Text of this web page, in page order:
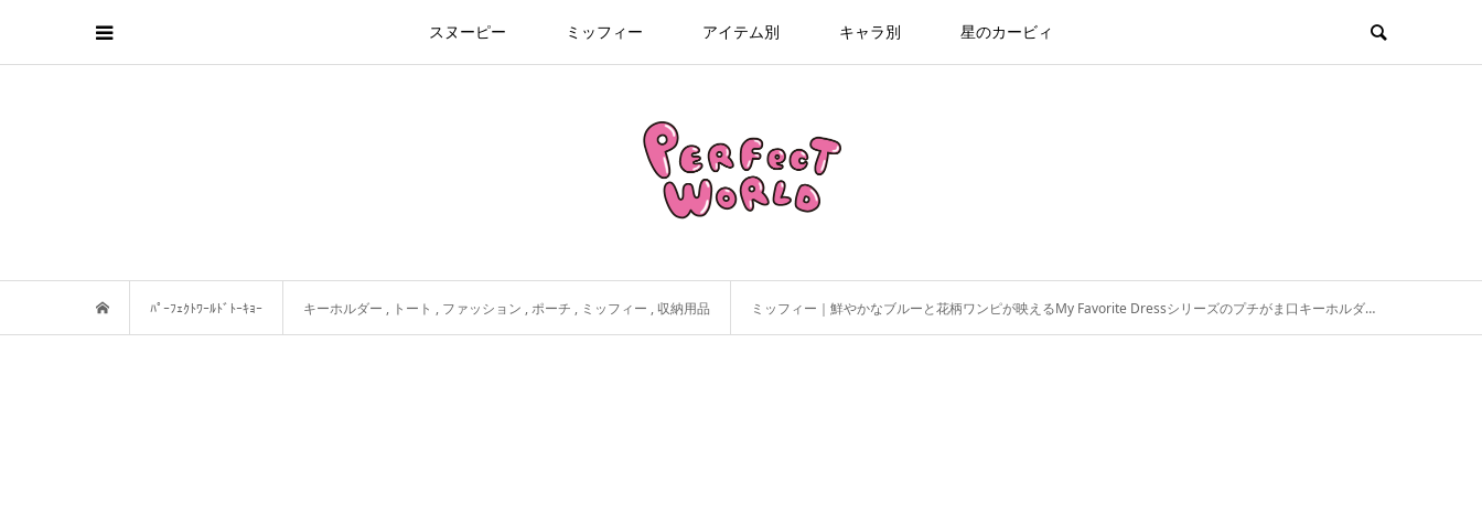
スヌーピー ミッフィー アイテム別 キャラ別 星のカービィ
ﾊﾟｰﾌｪｸﾄﾜｰﾙﾄﾞﾄｰｷｮｰ キーホルダー , トート , ファッション ,ポーチ , ミッフィー , 収納用品 ミッフィー｜鮮やかなブルーと花柄ワンピが映えるMy Favorite Dressシリーズのプチがま口キーホルダー。